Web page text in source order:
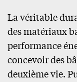
La véritable
des matériaux
performance
concevoir des
deuxième vie.